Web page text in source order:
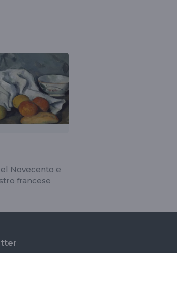
Novecento e
francese